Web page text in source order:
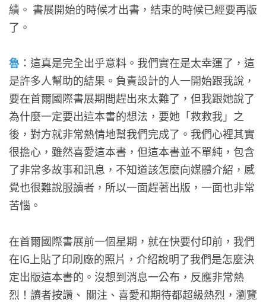
績。 書展開始的時候才出書，結束的時候已經要再版
了。
魯 ：這真是完全出乎意料。我們實在是太幸運了，這
是許多人幫助的結果。負責設計的人一開始跟我說，
要在首爾國際書展期間趕出來太難了，但我跟她說了
為什麼一定要出這本書的想法，要她「救救我」之
後，對方就非常熱情地幫我們完成了。我們心裡其實
很擔心，雖然喜愛這本書，但這本書並不單純，包含
了非常多故事和訊息，不知道該怎麼向媒體介紹，感
覺也很難說服讀者，所以一面趕著出版，一面也非常
苦惱。
在首爾國際書展前一個星期，就在快要付印前，我們
在IG上貼了印刷廠的照片，介紹說明了我們是怎麼決
定出版這本書的。沒想到消息一公布，反應非常熱
烈！讀者按讚、 關注、喜愛和期待都超級熱烈，瀏覽